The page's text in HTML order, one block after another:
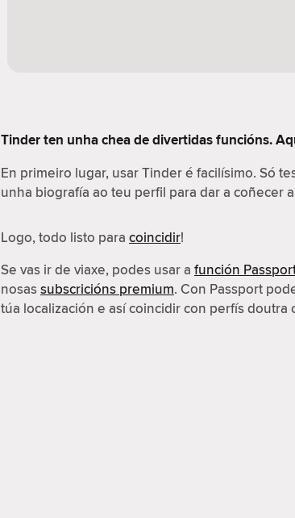
Tinder ten unha chea de divertidas funcións.
En primeiro lugar, usar Tinder é facilísimo. Só
unha biografía ao teu perfil para dar a coñecer
Logo, todo listo para coincidir!
Se vas ir de viaxe, podes usar a función
nosassubscricións premium. Con Passport
túa localización e así coincidir con perfís doutra